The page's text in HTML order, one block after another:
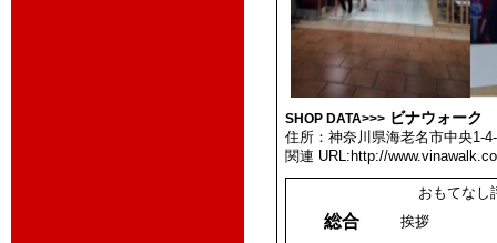
SHOP DATA>>> ビナウォーク
住所：神奈川県海老名市中央1-
関連 URL:http://
おもてなし
総合 挨拶